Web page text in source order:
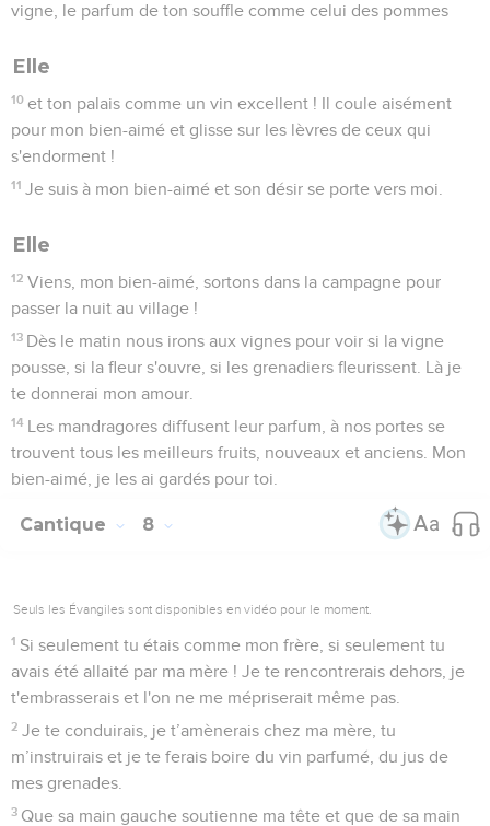
vigne, le parfum de ton souffle comme celui des pommes
Elle
10 et ton palais comme un vin excellent ! Il coule aisément
pour mon bien-aimé et glisse sur les lèvres de ceux qui
s'endorment !
11 Je suis à mon bien-aimé et son désir se porte vers moi.
Elle
12 Viens, mon bien-aimé, sortons dans la campagne pour
passer la nuit au village !
13 Dès le matin nous irons aux vignes pour voir si la vigne
pousse, si la fleur s'ouvre, si les grenadiers fleurissent. Là je
te donnerai mon amour.
14 Les mandragores diffusent leur parfum, à nos portes se
trouvent tous les meilleurs fruits, nouveaux et anciens. Mon
bien-aimé, je les ai gardés pour toi.
Cantique 8
Seuls les Évangiles sont disponibles en vidéo pour le moment.
1 Si seulement tu étais comme mon frère, si seulement tu
avais été allaité par ma mère ! Je te rencontrerais dehors, je
t'embrasserais et l'on ne me mépriserait même pas.
2 Je te conduirais, je t’amènerais chez ma mère, tu
m’instruirais et je te ferais boire du vin parfumé, du jus de
mes grenades.
3 Que sa main gauche soutienne ma tête et que de sa main